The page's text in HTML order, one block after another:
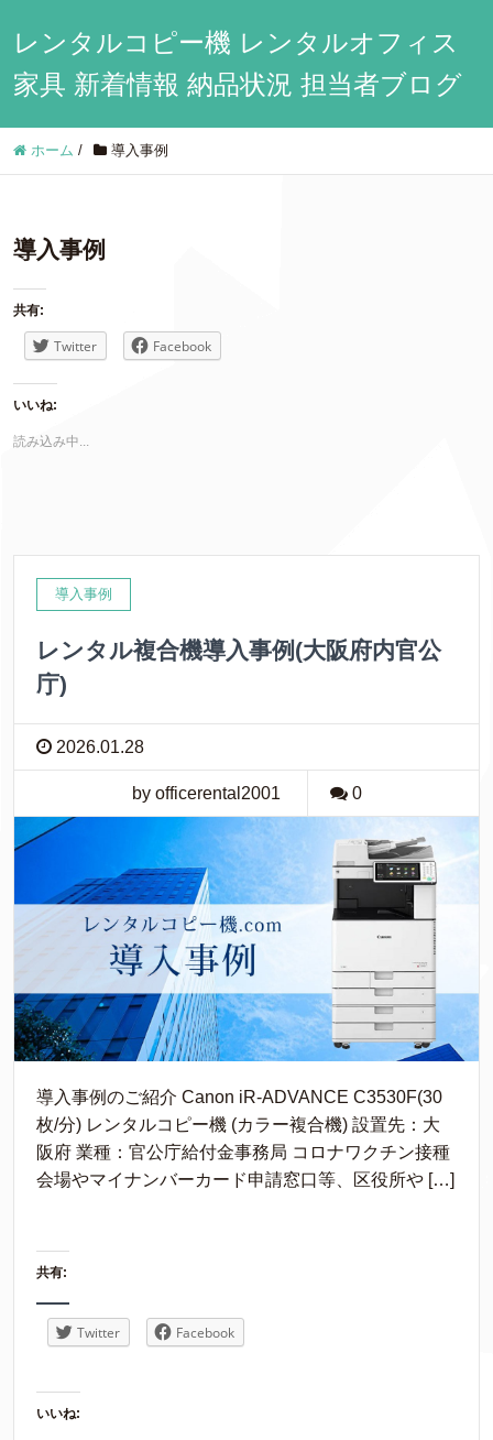
レンタルコピー機 レンタルオフィス
家具 新着情報 納品状況 担当者ブログ
ホーム / 導入事例
導入事例
共有:
Twitter Facebook
いいね:
読み込み中...
導入事例
レンタル複合機導入事例(大阪府内官公
庁)
2026.01.28
by officerental2001 0
導入事例のご紹介 Canon iR-ADVANCE C3530F(30
枚/分) レンタルコピー機 (カラー複合機) 設置先：大
阪府 業種：官公庁給付金事務局 コロナワクチン接種
会場やマイナンバーカード申請窓口等、区役所や […]
共有:
Twitter Facebook
いいね: